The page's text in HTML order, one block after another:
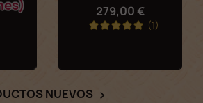
279,00 €
(1)
NUEVOS 